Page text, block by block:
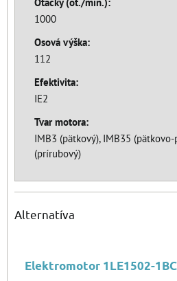
1000
Osová výška:
112
Efektivita:
IE2
Tvar motora:
IMB3 (pätkový), IMB35
(prírubový)
Alternatíva
Elektromotor 1LE1502-